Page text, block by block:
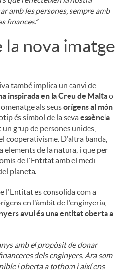
amb les persones, sempre amb
finances.”
la nova imatge
també implica un canvi de
inspirada en la Creu de Maltao
als seusorígens al món
és símbol de la sevaessència
grup de persones unides,
cooperativisme. D'altra banda,
elements de la natura, i que per
de l'Entitat amb el medi
planeta.
l'Entitat es consolida com a
en l'àmbit de l'enginyeria,
avui és una entitat oberta a
amb el propòsit de donar
dels enginyers. Ara som
i oberta a tothom i així ens